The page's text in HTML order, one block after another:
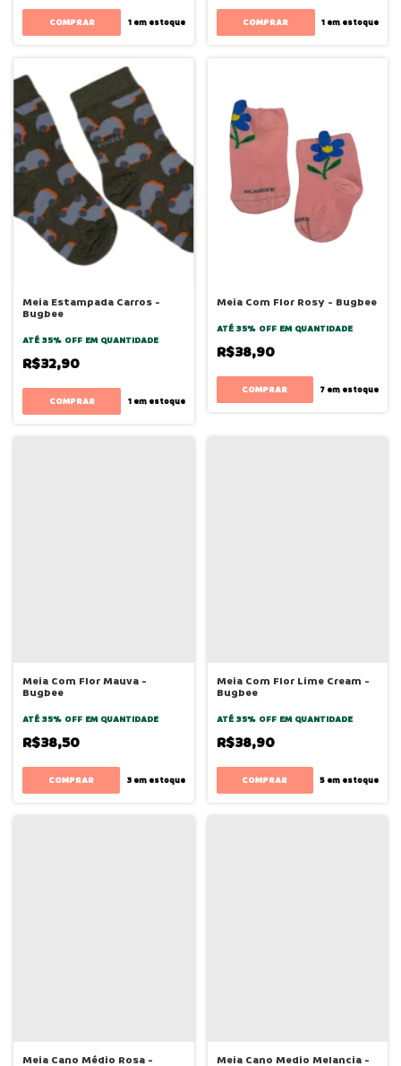
COMPRAR 1em estoque COMPRAR 1 em estoque
Meia Estampada Carros -
Bugbee
ATÉ 35% OFF EM QUANTIDADE
R$32,90
COMPRAR 1em estoque
Meia Com Flor Rosy - Bugbee
ATÉ 35% OFF EM QUANTIDADE
R$38,90
COMPRAR 7 em estoque
Meia Com Flor Mauva -
Bugbee
ATÉ 35% OFF EM QUANTIDADE
R$38,50
COMPRAR 3em estoque
Meia Com Flor Lime Cream -
Bugbee
ATÉ 35% OFF EM QUANTIDADE
R$38,90
COMPRAR 5 em estoque
Meia Cano Médio Rosa - Meia Cano Medio Melancia -